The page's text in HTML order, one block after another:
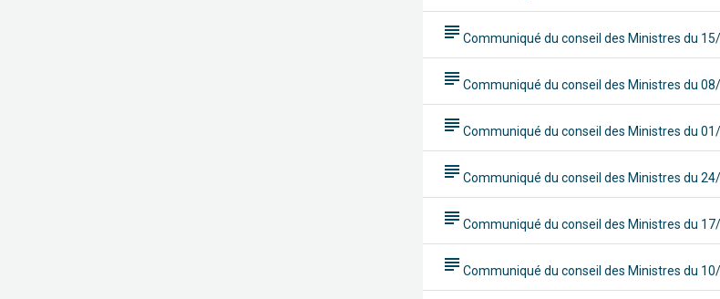
subject Communiqué du conseil des Ministres du
subject Communiqué du conseil des Ministres du
subject Communiqué du conseil des Ministres du
subject Communiqué du conseil des Ministres du
subject Communiqué du conseil des Ministres du
subject Communiqué du conseil des Ministres du